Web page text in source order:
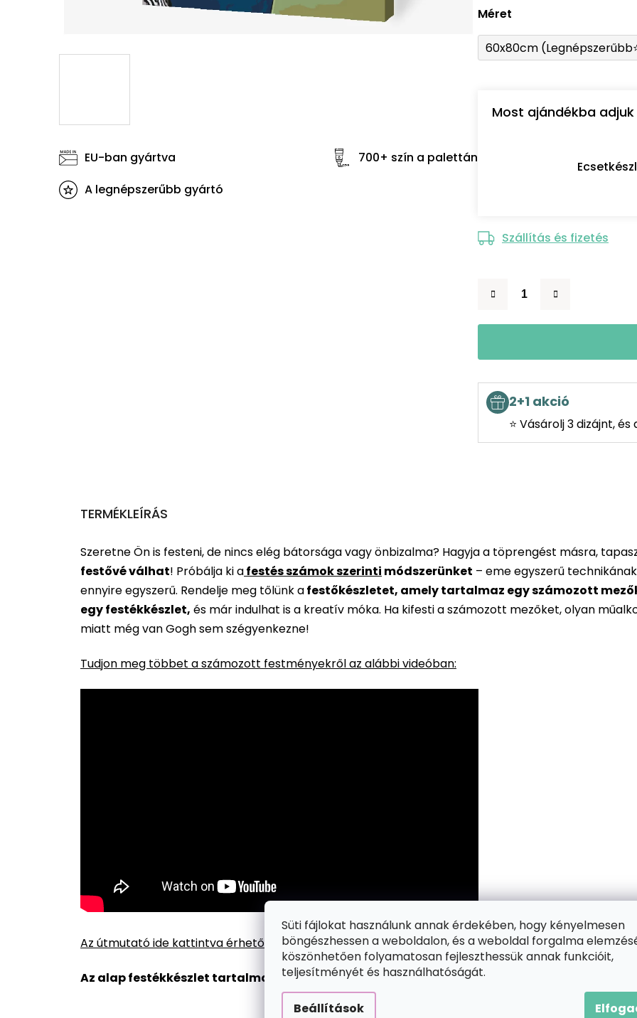
Süti fájlokat használunk annak érdekében, hogy kényelmesen
böngészhessen a weboldalon, és a weboldal forgalma
köszönhetően folyamatosan fejleszthessük annak funkcióit,
teljesítményét és használhatóságát.
Beállítások
Méret
60x80cm
Most ajándékba
Szállítás és fizetés
2+1 akció
⭐ Vásárolj 3 dizájnt,
EU-ban gyártva
700+ szín a palettán
A legnépszerűbb gyártó
TERMÉKLEÍRÁS
Szeretne Ön is festeni, de nincs elég bátorsága vagy önbizalma? Hagyja a töprengést másra,
festővé válhat! Próbálja ki afestés számok szerinti módszerünket – eme egyszerű
ennyire egyszerű. Rendelje meg tőlünk afestőkészletet, amely tartalmaz egy számozott
egy festékkészlet, és már indulhat is a kreatív móka. Ha kifesti a számozott mezőket, olyan
miatt még van Gogh sem szégyenkezne!
Tudjon meg többet a számozott festményekről az alábbi videóban:
Az útmutató ide kattintva érhető el.
Az alap festékkészlet tartalma: